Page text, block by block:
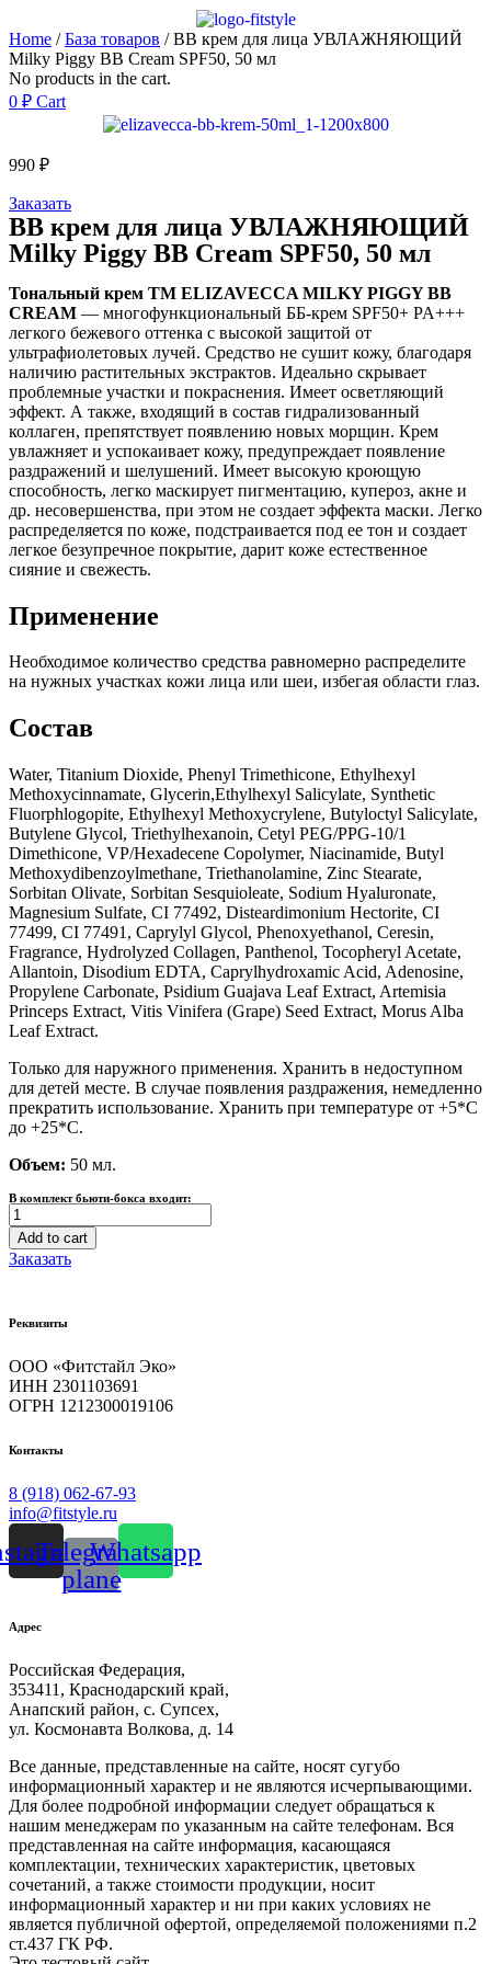
Home /База товаров / BB крем для лица УВЛАЖНЯЮЩИЙ
Milky Piggy BB Cream SPF50, 50 мл
No products in the cart.
0 ₽ Cart
990 ₽
Заказать
BB крем для лица УВЛАЖНЯЮЩИЙ
Milky Piggy BB Cream SPF50, 50 мл
Тональный крем ТМ ELIZAVECCA MILKY PIGGY BB
CREAM — многофункциональный ББ-крем SPF50+ PA+++
легкого бежевого оттенка с высокой защитой от
ультрафиолетовых лучей. Средство не сушит кожу, благодаря
наличию растительных экстрактов. Идеально скрывает
проблемные участки и покраснения. Имеет осветляющий
эффект. А также, входящий в состав гидрализованный
коллаген, препятствует появлению новых морщин. Крем
увлажняет и успокаивает кожу, предупреждает появление
раздражений и шелушений. Имеет высокую кроющую
способность, легко маскирует пигментацию, купероз, акне и
др. несовершенства, при этом не создает эффекта маски. Легко
распределяется по коже, подстраивается под ее тон и создает
легкое безупречное покрытие, дарит коже естественное
сияние и свежесть.
Применение
Необходимое количество средства равномерно распределите
на нужных участках кожи лица или шеи, избегая области глаз.
Состав
Water, Titanium Dioxide, Phenyl Trimethicone, Ethylhexyl
Methoxycinnamate, Glycerin,Ethylhexyl Salicylate, Synthetic
Fluorphlogopite, Ethylhexyl Methoxycrylene, Butyloctyl Salicylate,
Butylene Glycol, Triethylhexanoin, Cetyl PEG/PPG-10/1
Dimethicone, VP/Hexadecene Copolymer, Niacinamide, Butyl
Methoxydibenzoylmethane, Triethanolamine, Zinc Stearate,
Sorbitan Olivate, Sorbitan Sesquioleate, Sodium Hyaluronate,
Magnesium Sulfate, CI 77492, Disteardimonium Hectorite, CI
77499, CI 77491, Caprylyl Glycol, Phenoxyethanol, Ceresin,
Fragrance, Hydrolyzed Collagen, Panthenol, Tocopheryl Acetate,
Allantoin, Disodium EDTA, Caprylhydroxamic Acid, Adenosine,
Propylene Carbonate, Psidium Guajava Leaf Extract, Artemisia
Princeps Extract, Vitis Vinifera (Grape) Seed Extract, Morus Alba
Leaf Extract.
Только для наружного применения. Хранить в недоступном
для детей месте. В случае появления раздражения, немедленно
прекратить использование. Хранить при температуре от +5*С
до +25*С.
Объем: 50 мл.
В комплект бьюти-бокса входит:
BB
крем
для
лица
Piggy
Cream
SPF50,
50
quantity
Add to cart
Заказать
Реквизиты
ООО «Фитстайл Эко»
ИНН 2301103691
ОГРН 1212300019106
Контакты
8 (918) 062-67-93
info@fitstyle.ru
Telegram-
plane
Whatsapp
Адрес
Российская Федерация,
353411, Краснодарский край,
Анапский район, с. Супсех,
ул. Космонавта Волкова, д. 14
Все данные, представленные на сайте, носят сугубо
информационный характер и не являются исчерпывающими.
Для более подробной информации следует обращаться к
нашим менеджерам по указанным на сайте телефонам. Вся
представленная на сайте информация, касающаяся
комплектации, технических характеристик, цветовых
сочетаний, а также стоимости продукции, носит
информационный характер и ни при каких условиях не
является публичной офертой, определяемой положениями п.2
ст.437 ГК РФ.